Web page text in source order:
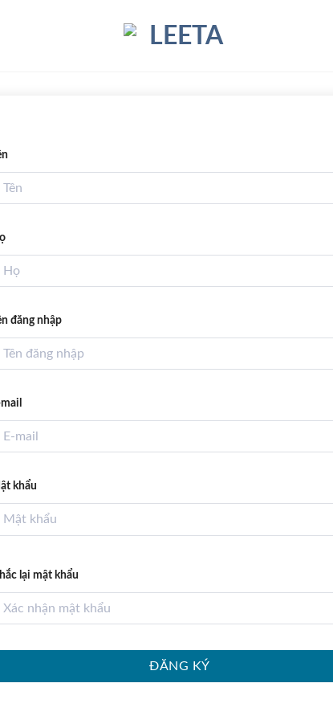
đăng nhập
mail
khẩu
lại mật khẩu
ĐĂNG KÝ